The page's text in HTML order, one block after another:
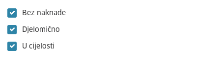
Bez naknade
Djelomično
U cijelosti